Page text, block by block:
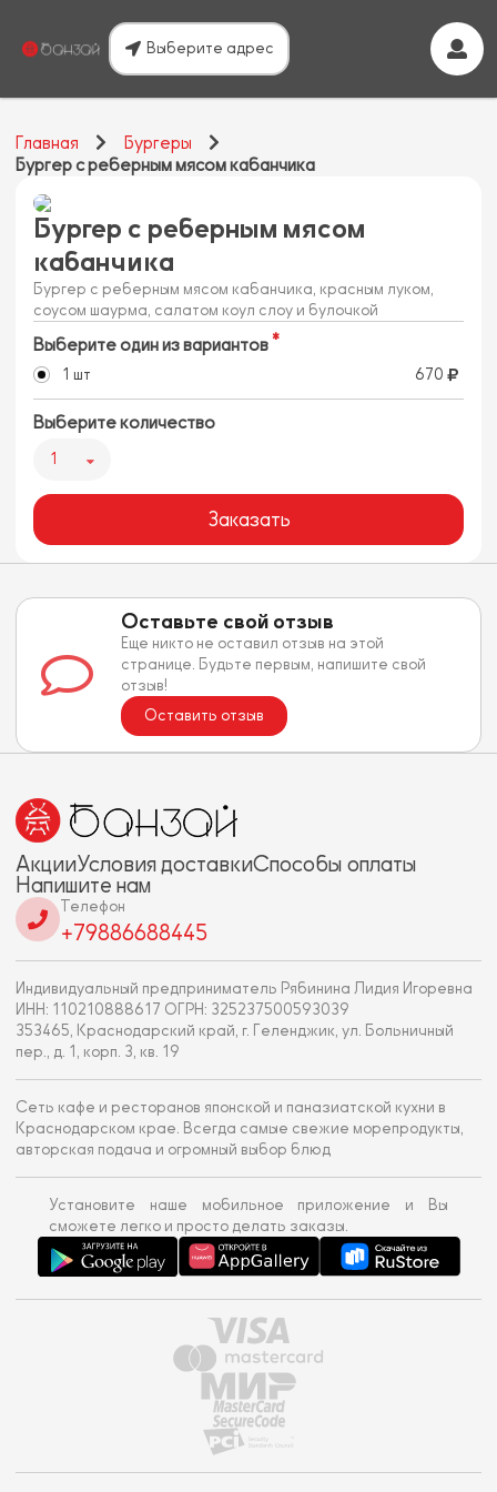
Выберите адрес
Главная
Бургеры
Бургер с реберным мясом кабанчика
Бургер с реберным мясом
кабанчика
Бургер с реберным мясом кабанчика, красным луком,
соусом шаурма, салатом коул слоу и булочкой
Выберите один из вариантов
1 шт 670
Выберите количество
1
Заказать
Оставьте свой отзыв
Еще никто не оставил отзыв на этой
странице. Будьте первым, напишите свой
отзыв!
Оставить отзыв
АкцииУсловия доставкиСпособы оплаты
Напишите нам
Телефон
+79886688445
Индивидуальный предприниматель Рябинина Лидия Игоревна
ИНН: 110210888617 ОГРН: 325237500593039
353465, Краснодарский край, г. Геленджик, ул. Больничный
пер., д. 1, корп. 3, кв. 19
Сеть кафе и ресторанов японской и паназиатской кухни в
Краснодарском крае. Всегда самые свежие морепродукты,
авторская подача и огромный выбор блюд
Установите наше мобильное приложение и Вы
сможете легко и просто делать заказы.